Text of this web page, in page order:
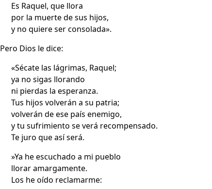
Es Raquel, que llora
por la muerte de sus hijos,
y no quiere ser consolada».
Pero Dios le dice:
«Sécate las lágrimas, Raquel;
ya no sigas llorando
ni pierdas la esperanza.
Tus hijos volverán a su patria;
volverán de ese país enemigo,
y tu sufrimiento se verá recompensado.
Te juro que así será.
»Ya he escuchado a mi pueblo
llorar amargamente.
Los he oído reclamarme: